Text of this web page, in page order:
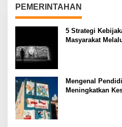
PEMERINTAHAN
5 Strategi
Masyarakat
Mengenal
Meningkatkan